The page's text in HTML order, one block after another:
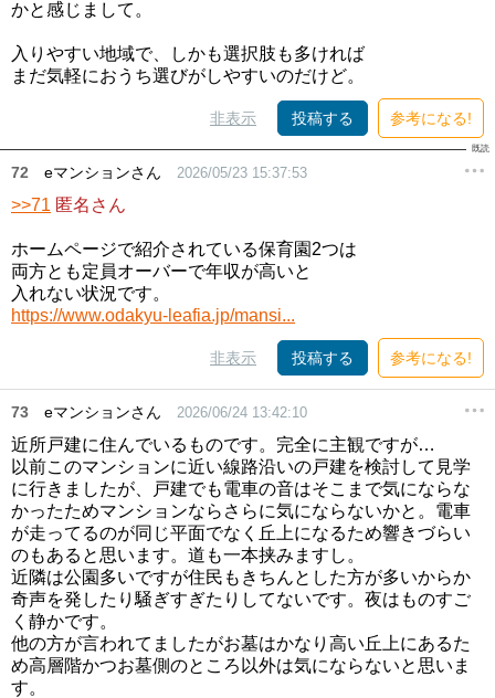
かと感じまして。
入りやすい地域で、しかも選択肢も多ければ
まだ気軽におうち選びがしやすいのだけど。
非表示 投稿する 参考になる!
72 eマンションさん 2026/05/23 15:37:53
>>71 匿名さん
ホームページで紹介されている保育園2つは
両方とも定員オーバーで年収が高いと
入れない状況です。
https://www.odakyu-leafia.jp/mansi...
非表示 投稿する 参考になる!
73 eマンションさん 2026/06/24 13:42:10
近所戸建に住んでいるものです。完全に主観ですが…
以前このマンションに近い線路沿いの戸建を検討して見学
に行きましたが、戸建でも電車の音はそこまで気にならな
かったためマンションならさらに気にならないかと。電車
が走ってるのが同じ平面でなく丘上になるため響きづらい
のもあると思います。道も一本挟みますし。
近隣は公園多いですが住民もきちんとした方が多いからか
奇声を発したり騒ぎすぎたりしてないです。夜はものすご
く静かです。
他の方が言われてましたがお墓はかなり高い丘上にあるた
め高層階かつお墓側のところ以外は気にならないと思いま
す。